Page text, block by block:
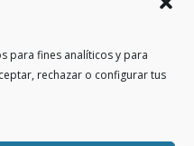
para fines analíticos y para
rechazar o configurar tus